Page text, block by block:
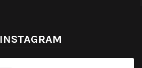
INSTAGRAM